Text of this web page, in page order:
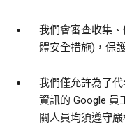
我們會審查收集
體安全措施)，保
我們僅允許為了
資訊的 Google 員
關人員均須遵守